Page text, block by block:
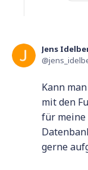
Jens
Kann
mit den
für meine
gerne